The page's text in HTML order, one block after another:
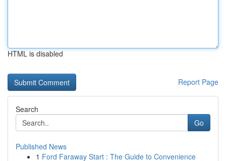
HTML is disabled
Report Page
Search
Go
Published News
1 Ford Faraway Start : The Guide to Convenience